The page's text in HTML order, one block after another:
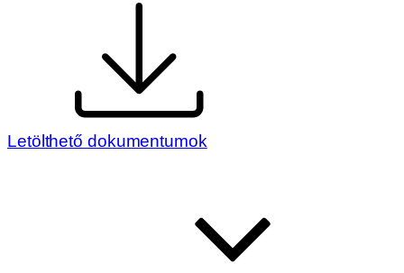
Letölthető dokumentumok